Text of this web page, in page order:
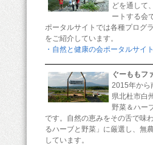
どを通して
ートする会
ポータルサイトでは各種プログ
をご紹介しています。
・自然と健康の会ポータルサイト
ぐーももフ
2015年から
県北杜市白
野菜＆ハー
です。自然の恵みをその舌で味
るハーブと野菜」に厳選し、無
しています。